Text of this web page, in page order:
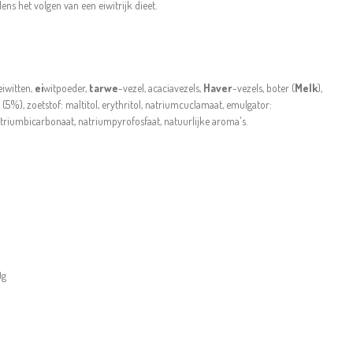
het volgen van een eiwitrijk dieet.
eiwitpoeder, tarwe-vezel, acaciavezels, Haver-vezels, boter (Melk),
zoetstof: maltitol, erythritol, natriumcuclamaat, emulgator:
natriumpyrofosfaat, natuurlijke aroma's.